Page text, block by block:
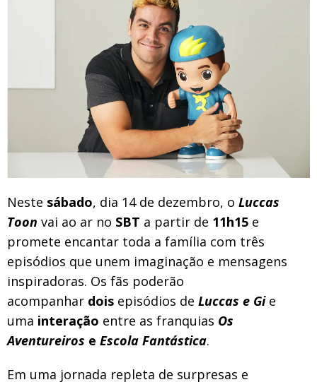
Neste sábado, dia 14 de dezembro, o Luccas
Toon vai ao ar no SBT a partir de 11h15 e
promete encantar toda a família com três
episódios que unem imaginação e mensagens
inspiradoras. Os fãs poderão
acompanhar dois episódios de Luccas e Gie
uma interação entre as franquias Os
Aventureiros e Escola Fantástica.
Em uma jornada repleta de surpresas e